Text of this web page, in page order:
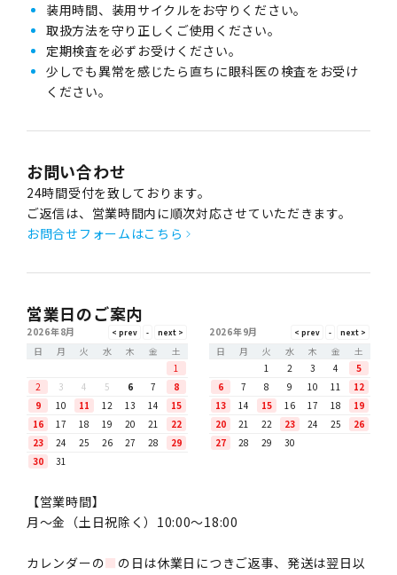
装用時間、装用サイクルをお守りください。
取扱方法を守り正しくご使用ください。
定期検査を必ずお受けください。
少しでも異常を感じたら直ちに眼科医の検査をお受け
ください。
お問い合わせ
24時間受付を致しております。
ご返信は、営業時間内に順次対応させていただきます。
お問合せフォームはこちら
営業日のご案内
2026年8月
日
月 火 水 木 金
土
1
2
3 4 5 6 7
8
9
10 11 12 13 14
15
16
17 18 19 20 21
22
23
24 25 26 27 28
29
30
31
2026年9月
日
月 火 水 木 金
土
1
2 3 4
5
6
7 8 9 10 11
12
13
14 15 16 17 18
19
20
21 22 23 24 25
26
27
28 29 30
【営業時間】
月〜金（土日祝除く）10:00～18:00
カレンダーの■ の日は休業日につきご返事、発送は翌日以